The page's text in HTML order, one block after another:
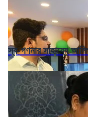
স্ব-গণনার সাহায্যে